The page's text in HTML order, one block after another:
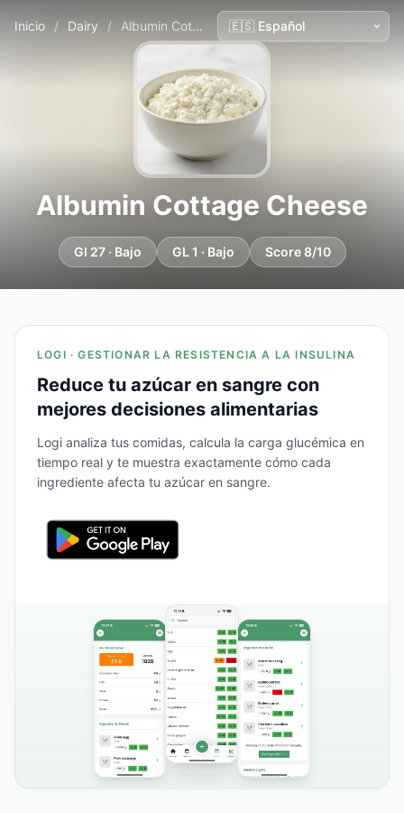
Inicio / Dairy / Albumin Cottage Cheese
Albumin Cottage Cheese
GI 27 · Bajo GL 1 · Bajo Score 8/10
LOGI · GESTIONAR LA RESISTENCIA A LA INSULINA
Reduce tu azúcar en sangre con
mejores decisiones alimentarias
Logi analiza tus comidas, calcula la carga glucémica en
tiempo real y te muestra exactamente cómo cada
ingrediente afecta tu azúcar en sangre.